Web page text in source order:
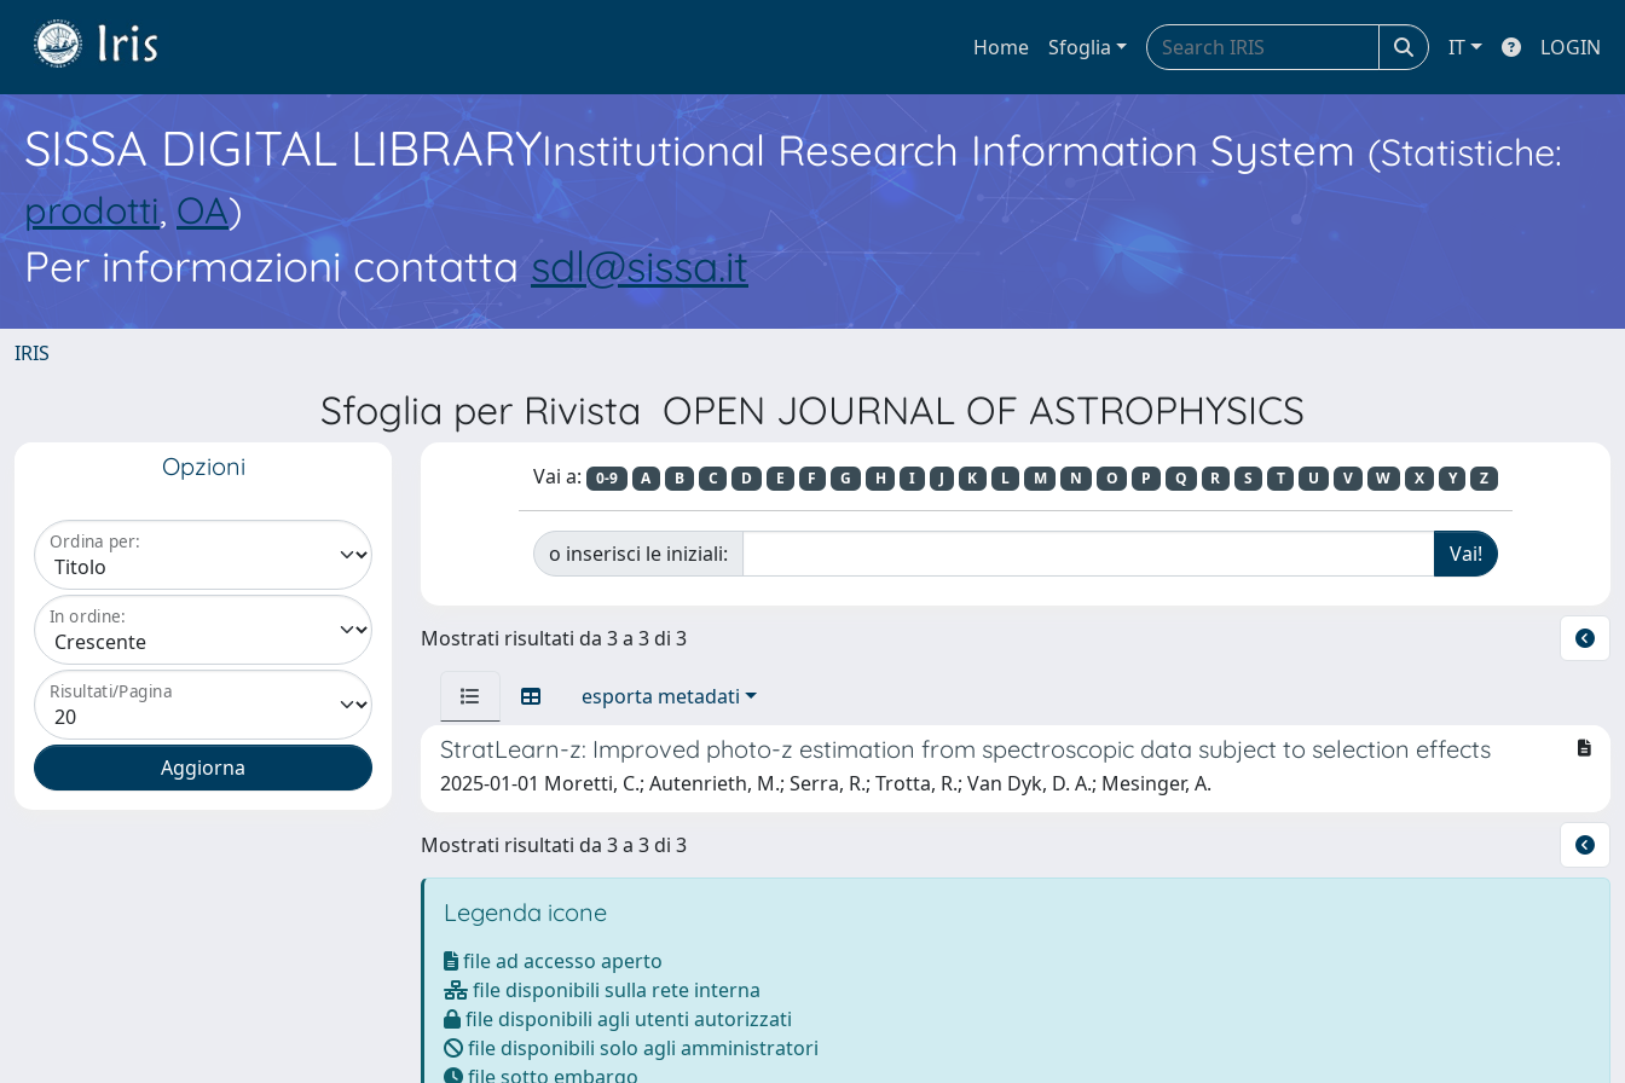
Home Sfoglia IT LOGIN
SISSA DIGITAL LIBRARYInstitutional Research Information System (Statistiche:
prodotti, OA)
Per informazioni contatta sdl@sissa.it
IRIS
Sfoglia per Rivista OPEN JOURNAL OF ASTROPHYSICS
Opzioni
Ordina per:
In ordine:
Risultati/Pagina
Vai a: 0-9 A B C D E F G H I J K L M N O P Q R S T U V W X Y Z
o inserisci le iniziali:
Mostrati risultati da 3 a 3 di 3
esporta metadati
StratLearn-z: Improved photo-z estimation from spectroscopic data subject to selection effects
2025-01-01 Moretti, C.; Autenrieth, M.; Serra, R.; Trotta, R.; Van Dyk, D. A.; Mesinger, A.
Mostrati risultati da 3 a 3 di 3
Legenda icone
file ad accesso aperto
file disponibili sulla rete interna
file disponibili agli utenti autorizzati
file disponibili solo agli amministratori
file sotto embargo